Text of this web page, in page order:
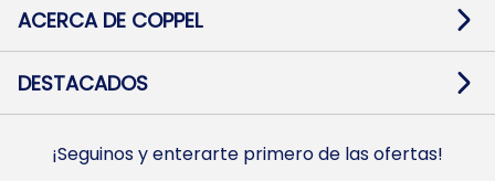
Baja contratos
Defensa al consumidor CABA
ACERCA DE COPPEL
Trabajá con Nosotros
Preguntas Frecuentes
DESTACADOS
Smarts TVs y accesorios
¡Seguinos y enterarte primero de las ofertas!